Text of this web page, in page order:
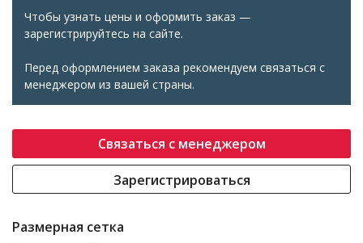
Чтобы узнать цены и оформить заказ —
зарегистрируйтесь на сайте.
Перед оформлением заказа рекомендуем связаться с
менеджером из вашей страны.
Связаться с менеджером
Зарегистрироваться
Размерная сетка